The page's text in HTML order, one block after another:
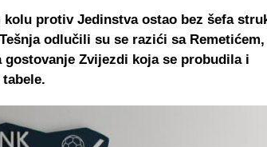
protiv Jedinstva ostao bez šefa
odlučili su se razići sa Remetićem,
Zvijezdi koja se probudila i